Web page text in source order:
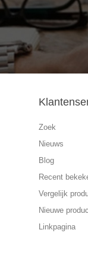
Zoek
Nieuws
Blog
Recent
Vergelijk
Nieuwe
Linkpagina